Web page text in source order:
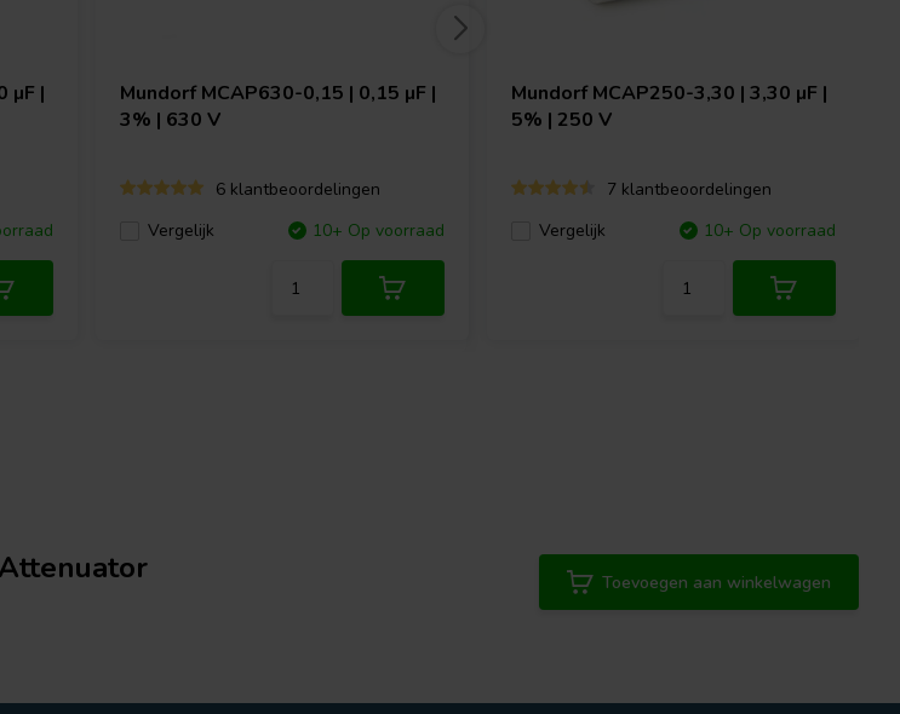
µF |
MundorfMCAP630-0,15 | 0,15 µF |
3% | 630 V
6 klantbeoordelingen
Vergelijk
10+ Op voorraad
MundorfMCAP250-3,30 | 3,30 µF |
5% | 250 V
7 klantbeoordelingen
Vergelijk
10+ Op voorraad
Toevoegen aan winkelwagen